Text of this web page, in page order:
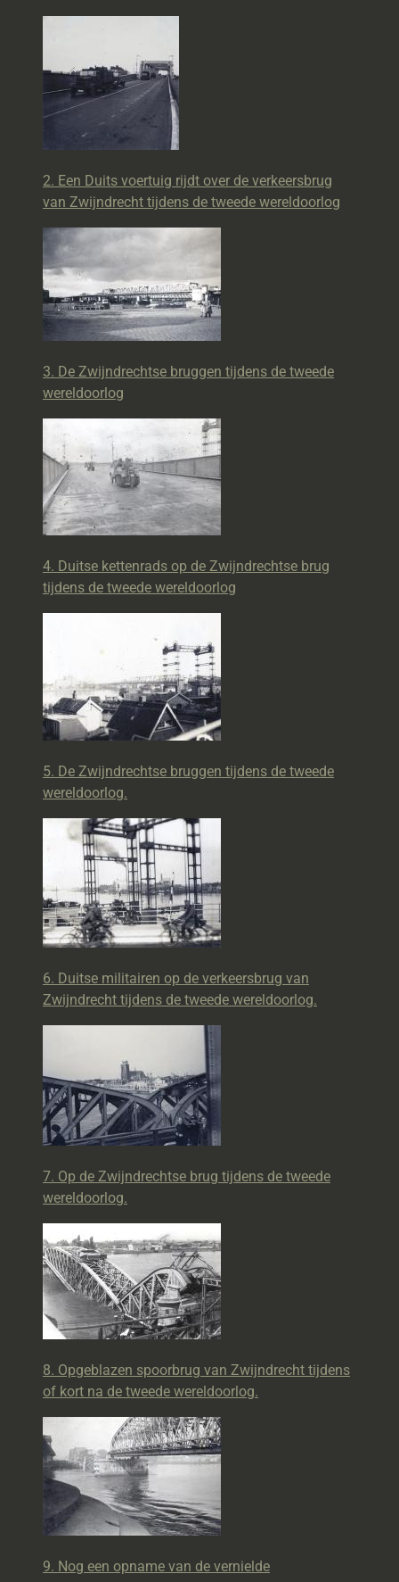
2. Een Duits voertuig rijdt over de verkeersbrug
van Zwijndrecht tijdens de tweede wereldoorlog
3. De Zwijndrechtse bruggen tijdens de tweede
wereldoorlog
4. Duitse kettenrads op de Zwijndrechtse brug
tijdens de tweede wereldoorlog
5. De Zwijndrechtse bruggen tijdens de tweede
wereldoorlog.
6. Duitse militairen op de verkeersbrug van
Zwijndrecht tijdens de tweede wereldoorlog.
7. Op de Zwijndrechtse brug tijdens de tweede
wereldoorlog.
8. Opgeblazen spoorbrug van Zwijndrecht tijdens
of kort na de tweede wereldoorlog.
9. Nog een opname van de vernielde